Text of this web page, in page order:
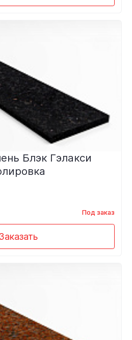
Блэк Гэлакси
Под заказ